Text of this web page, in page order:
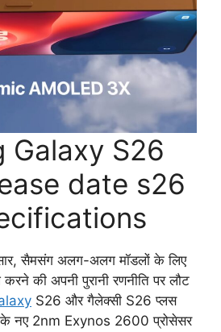
Galaxy S26
date s26
सैमसंग अलग-अलग मॉडलों के लिए
की अपनी पुरानी रणनीति पर लौट
S26 और गैलेक्सी S26 प्लस
के नए 2nm Exynos 2600 प्रोसेसर